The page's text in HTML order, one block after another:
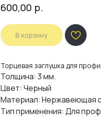
600,00 р.
В корзину
Торцевая заглушка для
Толщина: 3 мм.
Цвет: Черный
Материал: Нержавеющая
Тип применения: Для